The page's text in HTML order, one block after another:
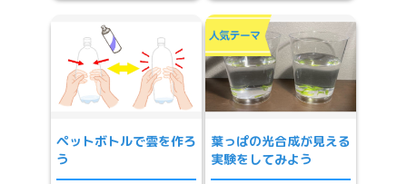
ペットボトルで雲を作ろ
う
葉っぱの光合成が見える
実験をしてみよう